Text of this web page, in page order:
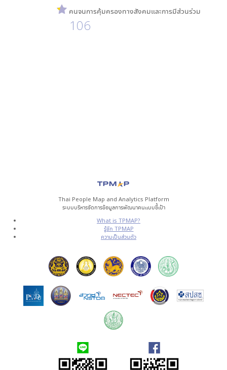
คนจนการคุ้มครองทางสังคมและการมีส่วนร่วม
106
Thai People Map and Analytics Platform
ระบบบริหารจัดการข้อมูลการพัฒนาคนแบบชี้เป้า
What is TPMAP?
รู้จัก TPMAP
ความเป็นส่วนตัว